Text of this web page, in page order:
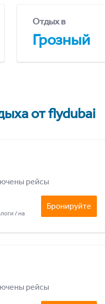
Отдых в
Грозный
от flydubai
рейсы
/ на
Бронируйте
рейсы